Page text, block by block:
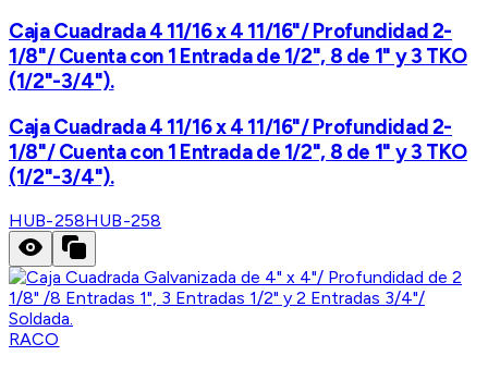
Caja Cuadrada 4 11/16 x 4 11/16"/ Profundidad 2-
1/8"/ Cuenta con 1 Entrada de 1/2", 8 de 1" y 3 TKO
(1/2"-3/4").
Caja Cuadrada 4 11/16 x 4 11/16"/ Profundidad 2-
1/8"/ Cuenta con 1 Entrada de 1/2", 8 de 1" y 3 TKO
(1/2"-3/4").
HUB-258HUB-258
RACO